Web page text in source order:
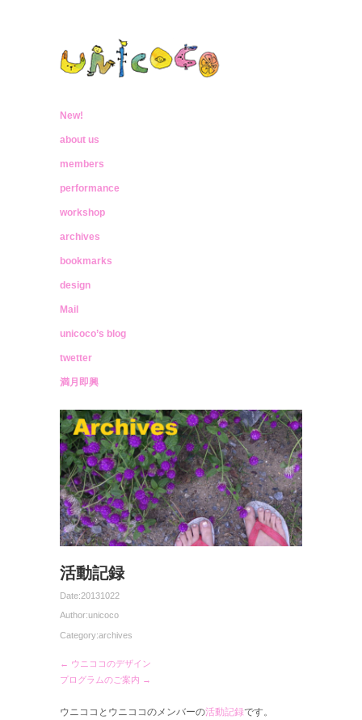
unicoco
なったんだ
New!
about us
members
performance
workshop
archives
bookmarks
design
Mail
unicoco’s blog
twetter
満月即興
活動記録
Date:20131022
Author:unicoco
Category:archives
← ウニココのデザイン
プログラムのご案内 →
ウニココとウニココのメンバーの活動記録です。